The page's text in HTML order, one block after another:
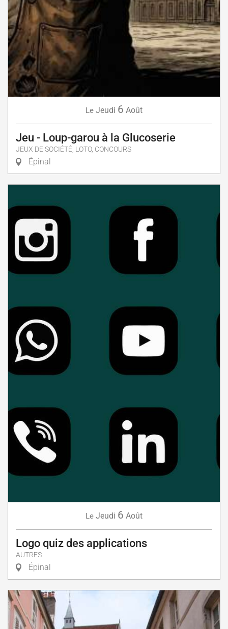
Le Jeudi 6 Août
Jeu - Loup-garou à la Glucoserie
JEUX DE SOCIÉTÉ, LOTO, CONCOURS
Épinal
Le Jeudi 6 Août
Logo quiz des applications
AUTRES
Épinal